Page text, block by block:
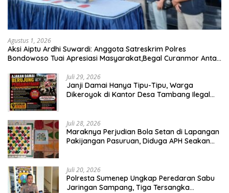
Agustus 1, 2026
Aksi Aiptu Ardhi Suwardi: Anggota Satreskrim Polres
Bondowoso Tuai Apresiasi Masyarakat,Begal Curanmor Antar
Juli 29, 2026
Janji Damai Hanya Tipu-Tipu, Warga
Dikeroyok di Kantor Desa Tambang Ilegal
Juli 28, 2026
Maraknya Perjudian Bola Setan di Lapangan
Pakijangan Pasuruan, Diduga APH Seakan
Juli 20, 2026
Polresta Sumenep Ungkap Peredaran Sabu
Jaringan Sampang, Tiga Tersangka